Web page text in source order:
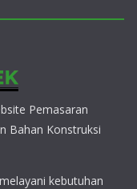
Pemasaran
Bahan Konstruksi
kebutuhan